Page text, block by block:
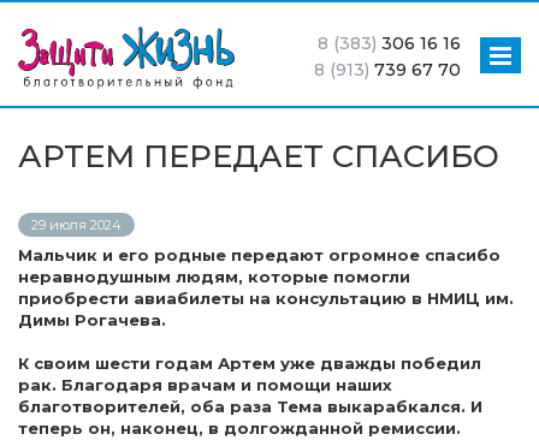
8 (383) 306 16 16
8 (913) 739 67 70
АРТЕМ ПЕРЕДАЕТ СПАСИБО
29 июля 2024
Мальчик и его родные передают огромное спасибо
неравнодушным людям, которые помогли
приобрести авиабилеты на консультацию в НМИЦ им.
Димы Рогачева.
К своим шести годам Артем уже дважды победил
рак. Благодаря врачам и помощи наших
благотворителей, оба раза Тема выкарабкался. И
теперь он, наконец, в долгожданной ремиссии.